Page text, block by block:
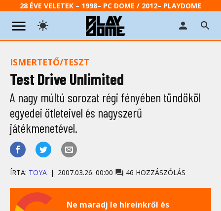
28 ÉVE VELETEK – 1998– PC DOME / 2012– PLAYDOME
ISMERTETŐ/TESZT
Test Drive Unlimited
A nagy múltú sorozat régi fényében tündököl
egyedei ötleteivel és nagyszerű
játékmenetével.
ÍRTA: TOYA 2007.03.26. 00:00 46 HOZZÁSZÓLÁS
Ne maradj le híreinkről és